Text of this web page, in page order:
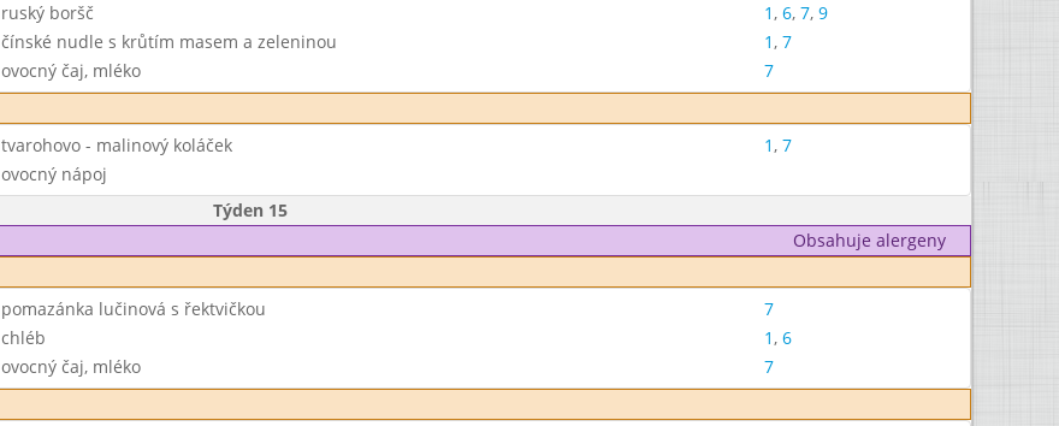
ruský boršč 1, 6, 7, 9
čínské nudle s krůtím masem a zeleninou 1, 7
ovocný čaj, mléko
7
tvarohovo - malinový koláček 1, 7
ovocný nápoj
Týden 15
Obsahuje alergeny
pomazánka lučinová s řektvičkou
7
chléb 1, 6
ovocný čaj, mléko
7